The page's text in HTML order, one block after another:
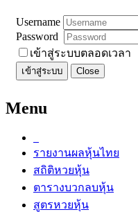
Username
Password
เข้าสู่ระบบตลอดเวลา
เข้าสู่ระบบ Close
Menu
รายงานผลหุ้นไทย
สถิติหวยหุ้น
ตารางบวกลบหุ้น
สูตรหวยหุ้น